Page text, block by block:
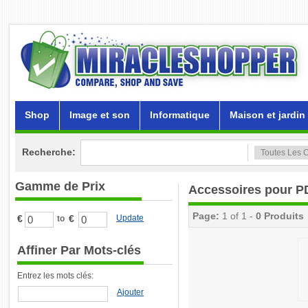
Shop Image et son Informatique Maison et jardin
Recherche:
Gamme de Prix
€ to € Update
Affiner Par Mots-clés
Entrez les mots clés:
Ajouter
Accessoires pour
Page: 1 of 1 - 0 Produits